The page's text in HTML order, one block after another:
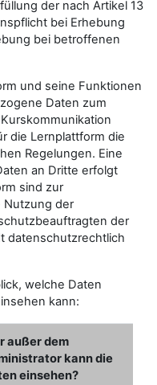
der nach Artikel 13
bei Erhebung
bei betroffenen
und seine Funktionen
Daten zum
die Lernplattform die
Regelungen. Eine
an Dritte erfolgt
sind zur
Nutzung der
der
datenschutzrechtlich
welche Daten
kann:
außer dem
kann die
einsehen?